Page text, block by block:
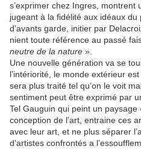
s’exprimer chez Ingres, montrent
jugeant à la fidélité aux idéaux
d’avants garde, initier par
nient toute référence au passé
neutre de la nature ».
Une nouvelle génération va se
l’intériorité, le monde extérieur
sera plus traité tel qu’on le voit
sentiment peut être exprimé par
Tel Gauguin qui peint un
conception de l’art, entraine ces
avec leur art, et ne plus séparer
d’artistes confrontés a